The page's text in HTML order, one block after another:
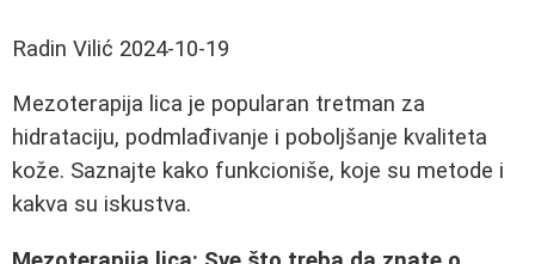
Radin Vilić 2024-10-19
Mezoterapija lica je popularan tretman za
hidrataciju, podmlađivanje i poboljšanje kvaliteta
kože. Saznajte kako funkcioniše, koje su metode i
kakva su iskustva.